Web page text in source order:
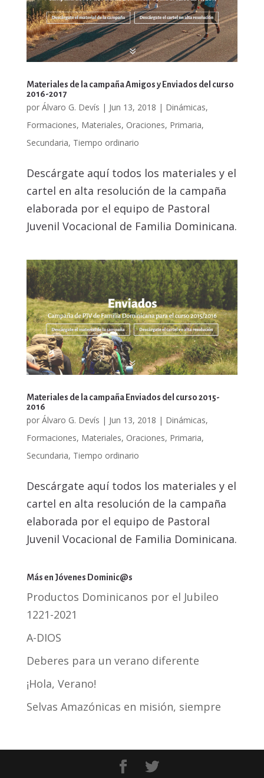
Materiales de la campaña Amigos y Enviados del curso
2016-2017
por Álvaro G. Devís | Jun 13, 2018 | Dinámicas,
Formaciones, Materiales, Oraciones, Primaria,
Secundaria, Tiempo ordinario
Descárgate aquí todos los materiales y el
cartel en alta resolución de la campaña
elaborada por el equipo de Pastoral
Juvenil Vocacional de Familia Dominicana.
Materiales de la campaña Enviados del curso 2015-
2016
por Álvaro G. Devís | Jun 13, 2018 | Dinámicas,
Formaciones, Materiales, Oraciones, Primaria,
Secundaria, Tiempo ordinario
Descárgate aquí todos los materiales y el
cartel en alta resolución de la campaña
elaborada por el equipo de Pastoral
Juvenil Vocacional de Familia Dominicana.
Más en Jóvenes Dominic@s
Productos Dominicanos por el Jubileo
1221-2021
A-DIOS
Deberes para un verano diferente
¡Hola, Verano!
Selvas Amazónicas en misión, siempre